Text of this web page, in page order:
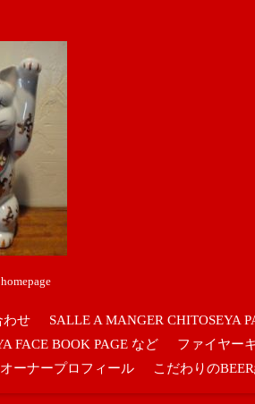
わせ SALLE A MANGER CHITOSEYA
FACE BOOK PAGE など
ファイヤー
オーナープロフィール こだわりの